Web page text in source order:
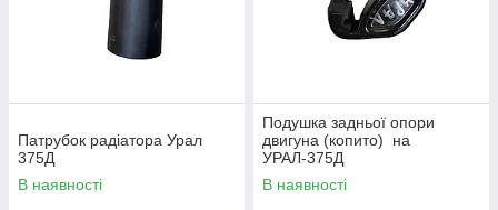
Патрубок радіатора Урал
375Д
В наявності
Подушка задньої опори
двигуна (копито) на
УРАЛ-375Д
В наявності